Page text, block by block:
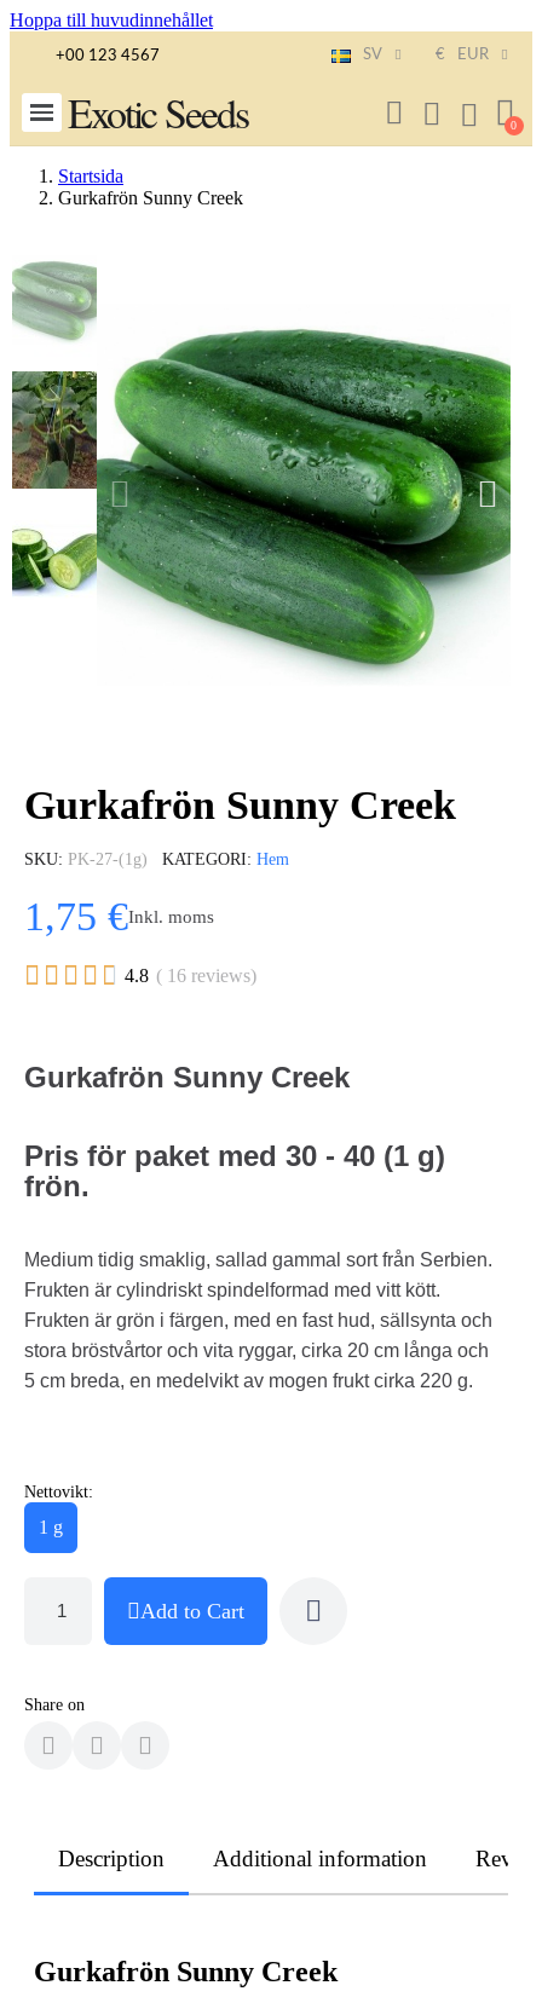
Hoppa till huvudinnehållet
+00 123 4567 SV € EUR
Exotic Seeds
Startsida
Gurkafrön Sunny Creek
Gurkafrön Sunny Creek
SKU PK-27-(1g) KATEGORI Hem
1,75 €Inkl. moms
     4.8 ( 16 reviews)
Gurkafrön Sunny Creek
Pris för paket med 30 - 40 (1 g)
frön.
Medium tidig smaklig, sallad gammal sort från Serbien.
Frukten är cylindriskt spindelformad med vitt kött.
Frukten är grön i färgen, med en fast hud, sällsynta och
stora bröstvårtor och vita ryggar, cirka 20 cm långa och
5 cm breda, en medelvikt av mogen frukt cirka 220 g.
Nettovikt:
1 g
Add to Cart
Share on
Description Additional information
Gurkafrön Sunny Creek